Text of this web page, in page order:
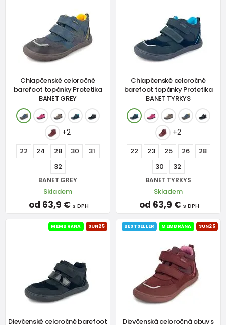
Chlapčenské celoročné
barefoot topánky Protetika
BANET GREY
+2
22 24 28 30
31
32
BANET GREY
Skladem
od 63,9 € s DPH
Chlapčenské celoročné
barefoot topánky Protetika
BANET TYRKYS
+2
22 23 25 26
28
30
32
BANET TYRKYS
Skladem
od 63,9 € s DPH
MEMBRÁNA SUN25
Dievčenské celoročné barefoot
BESTSELLER MEMBRÁNA SUN25
Dievčenská celoročná obuv s